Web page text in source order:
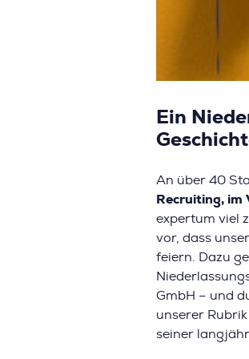
Ein
An über 40
Recruiting, im
expertum viel
vor, dass
feiern. Dazu
GmbH – und
unserer
seiner